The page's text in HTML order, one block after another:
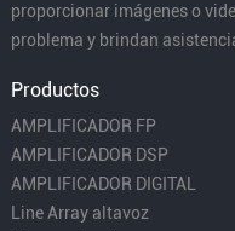
proporcionar imágenes o
problema y brindan
Productos
AMPLIFICADOR FP
AMPLIFICADOR DSP
AMPLIFICADOR DIGITAL
Line Array altavoz